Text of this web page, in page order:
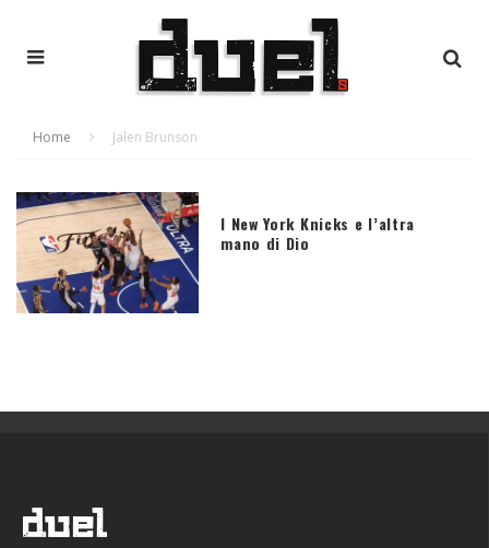
Home Jalen Brunson
I New York Knicks e l’altra
mano di Dio